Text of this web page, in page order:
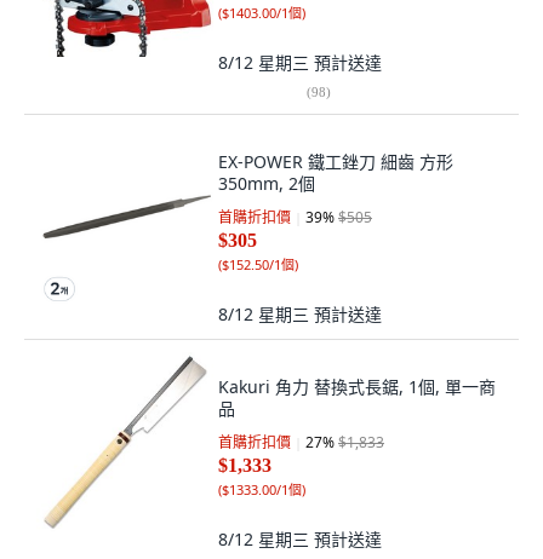
($1403.00/1個)
8/12 星期三 預計送達
(98)
EX-POWER 鐵工銼刀 細齒 方形
350mm, 2個
首購折扣價 39%$505
$305
($152.50/1個)
8/12 星期三 預計送達
Kakuri 角力 替換式長鋸, 1個, 單一商
品
首購折扣價 27%$1,833
$1,333
($1333.00/1個)
8/12 星期三 預計送達